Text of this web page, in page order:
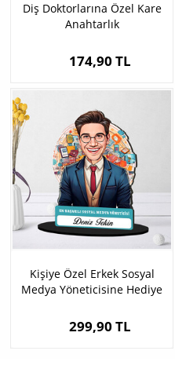
Diş Doktorlarına Özel Kare
Anahtarlık
174,90 TL
Kişiye Özel Erkek Sosyal
Medya Yöneticisine Hediye
299,90 TL